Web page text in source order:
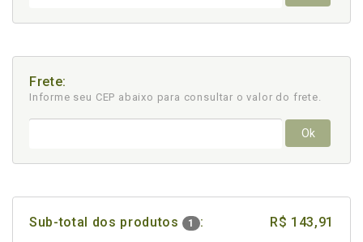
Frete:
Informe seu CEP abaixo para consultar o valor do frete.
Ok
Sub-total dos produtos 1 : R$ 143,91